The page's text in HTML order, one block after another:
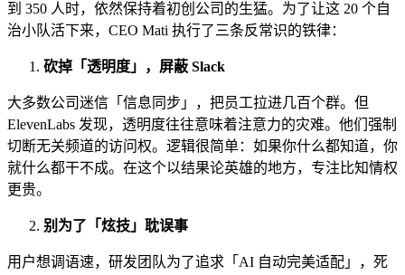
到 350 人时，依然保持着初创公司的生猛。为了让这 20 个自
治小队活下来，CEO Mati 执行了三条反常识的铁律：
砍掉「透明度」，屏蔽 Slack
大多数公司迷信「信息同步」，把员工拉进几百个群。但
ElevenLabs 发现，透明度往往意味着注意力的灾难。他们强制
切断无关频道的访问权。逻辑很简单：如果你什么都知道，你
就什么都干不成。在这个以结果论英雄的地方，专注比知情权
更贵。
别为了「炫技」耽误事
用户想调语速，研发团队为了追求「AI 自动完美适配」，死